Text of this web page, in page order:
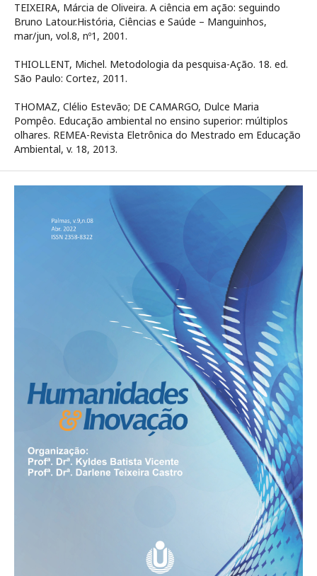
TEIXEIRA, Márcia de Oliveira. A ciência em ação: seguindo
Bruno Latour.História, Ciências e Saúde – Manguinhos,
mar/jun, vol.8, nº1, 2001.
THIOLLENT, Michel. Metodologia da pesquisa-Ação. 18. ed.
São Paulo: Cortez, 2011.
THOMAZ, Clélio Estevão; DE CAMARGO, Dulce Maria
Pompêo. Educação ambiental no ensino superior: múltiplos
olhares. REMEA-Revista Eletrônica do Mestrado em Educação
Ambiental, v. 18, 2013.